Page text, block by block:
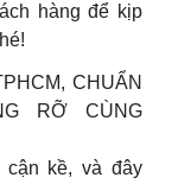
hàng để kịp
CHUẨN
RỠ CÙNG
cận kề, và đây